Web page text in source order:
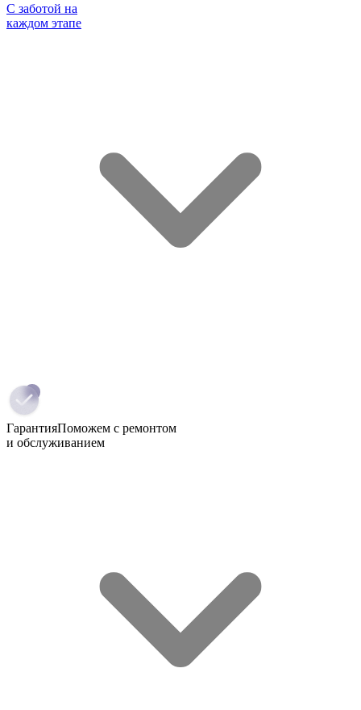
С заботой на
каждом этапе
ГарантияПоможем с ремонтом
и обслуживанием